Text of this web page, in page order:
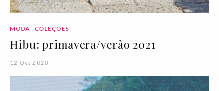
MODA COLEÇÕES
Hibu: primavera/verão 2021
12 Oct 2020